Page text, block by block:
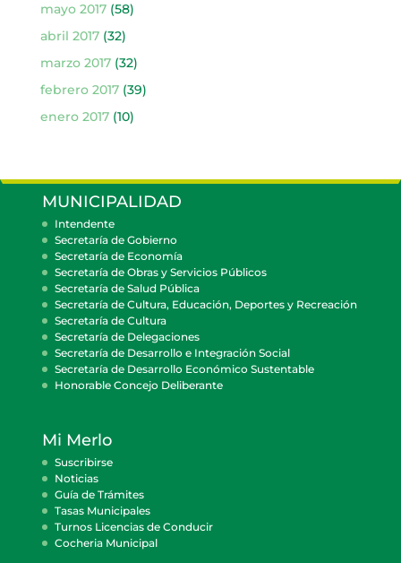
mayo 2017(58)
abril 2017(32)
marzo 2017(32)
febrero 2017(39)
enero 2017(10)
MUNICIPALIDAD
Intendente
Secretaría de Gobierno
Secretaría de Economía
Secretaría de Obras y Servicios Públicos
Secretaría de Salud Pública
Secretaría de Cultura, Educación, Deportes y Recreación
Secretaría de Cultura
Secretaría de Delegaciones
Secretaría de Desarrollo e Integración Social
Secretaría de Desarrollo Económico Sustentable
Honorable Concejo Deliberante
Mi Merlo
Suscribirse
Noticias
Guía de Trámites
Tasas Municipales
Turnos Licencias de Conducir
Cocheria Municipal